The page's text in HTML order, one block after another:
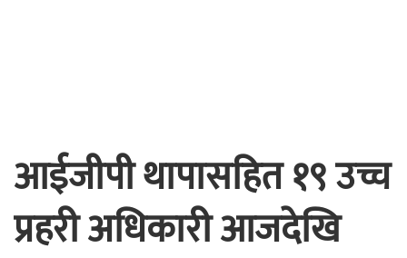
आईजीपी थापासहित १९ उच्च
प्रहरी अधिकारी आजदेखि